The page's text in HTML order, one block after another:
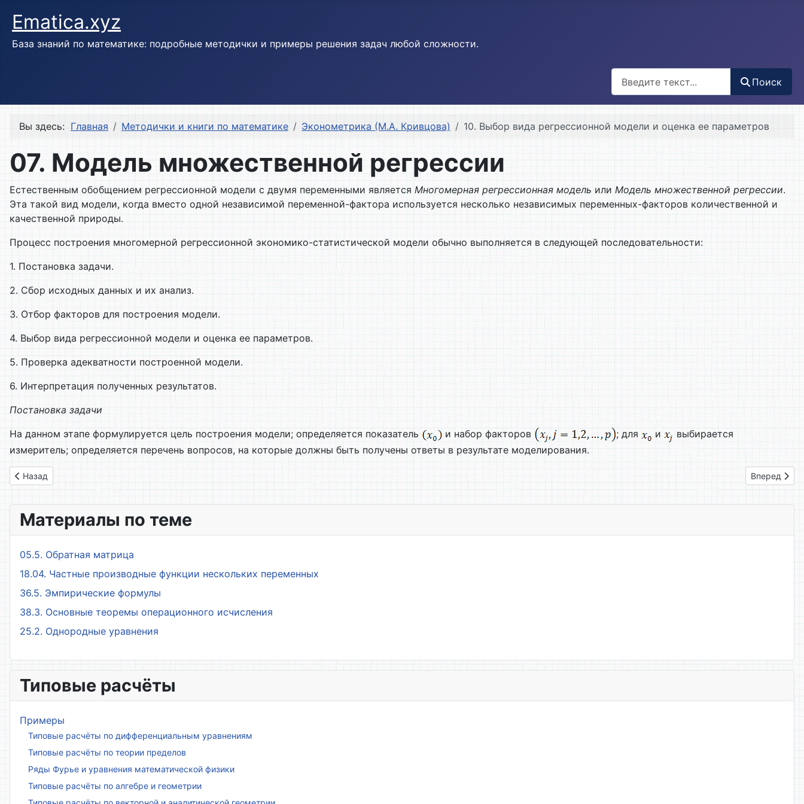
Ematica.xyz
База знаний по математике: подробные методички и примеры решения задач любой сложности.
Поиск
Вы здесь: Главная Методички и книги по математике Эконометрика (М.А. Кривцова) 10. Выбор вида регрессионной модели и оценка ее параметров
07. Модель множественной регрессии
Естественным обобщением регрессионной модели с двумя переменными является Многомерная регрессионная модель или Модель множественной регрессии.
Эта такой вид модели, когда вместо одной независимой переменной-фактора используется несколько независимых переменных-факторов количественной и
качественной природы.
Процесс построения многомерной регрессионной экономико-статистической модели обычно выполняется в следующей последовательности:
1. Постановка задачи.
2. Сбор исходных данных и их анализ.
3. Отбор факторов для построения модели.
4. Выбор вида регрессионной модели и оценка ее параметров.
5. Проверка адекватности построенной модели.
6. Интерпретация полученных результатов.
Постановка задачи
На данном этапе формулируется цель построения модели; определяется показатель
и набор факторов ; для и
выбирается
измеритель; определяется перечень вопросов, на которые должны быть получены ответы в результате моделирования.
Предыдущий: 06. Задачи для самостоятельной работы
Назад Следующий:
Вперед
Материалы по теме
05.5. Обратная матрица
18.04. Частные производные функции нескольких переменных
36.5. Эмпирические формулы
38.3. Основные теоремы операционного исчисления
25.2. Однородные уравнения
Типовые расчёты
Примеры
Типовые расчёты по дифференциальным уравнениям
Типовые расчёты по теории пределов
Ряды Фурье и уравнения математической физики
Типовые расчёты по алгебре и геометрии